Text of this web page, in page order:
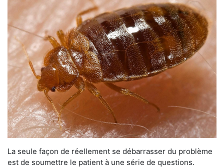
La seule façon de réellement se débarrasser du problème
est de soumettre le patient à une série de questions.